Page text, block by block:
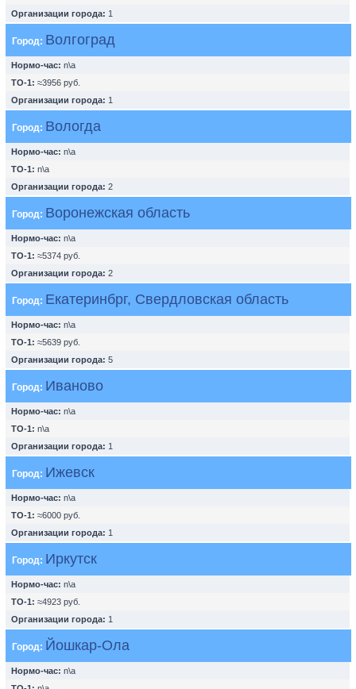
Организации города: 1
Город: Волгоград
Нормо-час: n\a
ТО-1: ≈3956 руб.
Организации города: 1
Город: Вологда
Нормо-час: n\a
ТО-1: n\a
Организации города: 2
Город: Воронежская область
Нормо-час: n\a
ТО-1: ≈5374 руб.
Организации города: 2
Город: Екатеринбрг, Свердловская область
Нормо-час: n\a
ТО-1: ≈5639 руб.
Организации города: 5
Город: Иваново
Нормо-час: n\a
ТО-1: n\a
Организации города: 1
Город: Ижевск
Нормо-час: n\a
ТО-1: ≈6000 руб.
Организации города: 1
Город: Иркутск
Нормо-час: n\a
ТО-1: ≈4923 руб.
Организации города: 1
Город: Йошкар-Ола
Нормо-час: n\a